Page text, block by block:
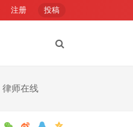
注册 投稿
律师在线